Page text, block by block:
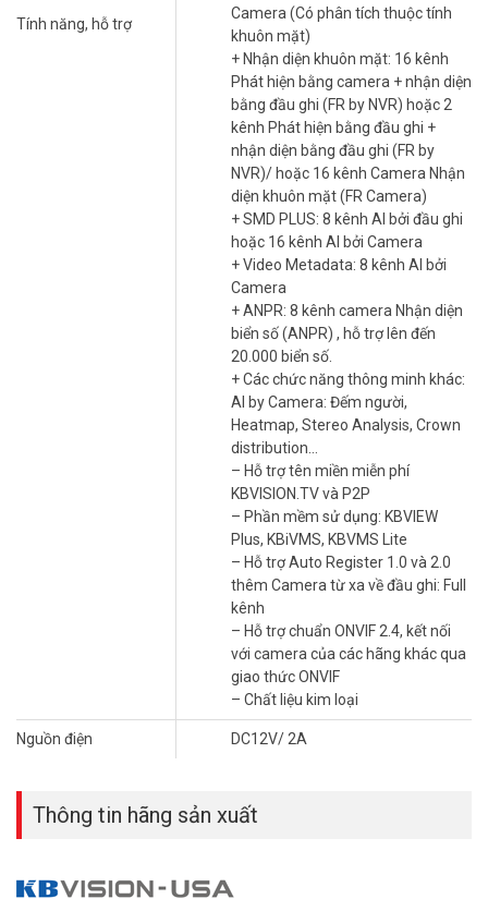
Tính năng, hỗ trợ
Camera (Có phân tích thuộc tính
khuôn mặt)
+ Nhận diện khuôn mặt: 16 kênh
Phát hiện bằng camera + nhận diện
bằng đầu ghi (FR by NVR) hoặc 2
kênh Phát hiện bằng đầu ghi +
nhận diện bằng đầu ghi (FR by
NVR)/ hoặc 16 kênh Camera Nhận
diện khuôn mặt (FR Camera)
+ SMD PLUS: 8 kênh AI bởi đầu ghi
hoặc 16 kênh AI bởi Camera
+ Video Metadata: 8 kênh AI bởi
Camera
+ ANPR: 8 kênh camera Nhận diện
biển số (ANPR) , hỗ trợ lên đến
20.000 biển số.
+ Các chức năng thông minh khác:
AI by Camera: Đếm người,
Heatmap, Stereo Analysis, Crown
distribution…
– Hỗ trợ tên miền miễn phí
KBVISION.TV và P2P
– Phần mềm sử dụng: KBVIEW
Plus, KBiVMS, KBVMS Lite
– Hỗ trợ Auto Register 1.0 và 2.0
thêm Camera từ xa về đầu ghi: Full
kênh
– Hỗ trợ chuẩn ONVIF 2.4, kết nối
với camera của các hãng khác qua
giao thức ONVIF
– Chất liệu kim loại
Nguồn điện DC12V/ 2A
Thông tin hãng sản xuất